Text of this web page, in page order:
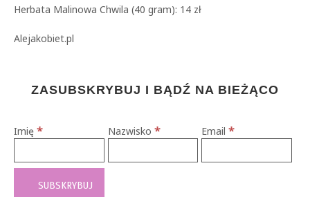
Herbata Malinowa Chwila (40 gram): 14 zł
Alejakobiet.pl
ZASUBSKRYBUJ I BĄDŹ NA BIEŻĄCO
Imię * Nazwisko * Email*